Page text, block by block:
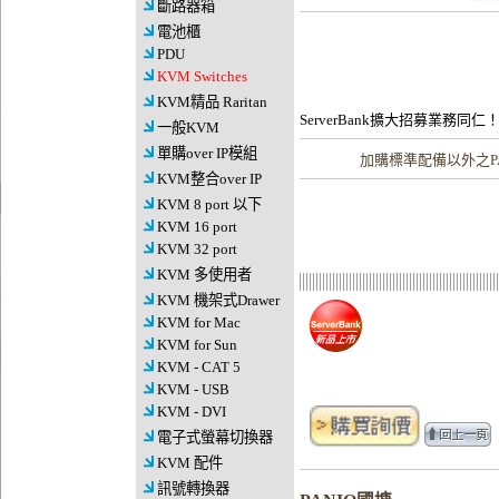
斷路器箱
電池櫃
PDU
KVM Switches
KVM精品 Raritan
一般KVM
單購over IP模組
KVM整合over IP
KVM 8 port 以下
KVM 16 port
KVM 32 port
KVM 多使用者
KVM 機架式Drawer
KVM for Mac
KVM for Sun
KVM - CAT 5
KVM - USB
KVM - DVI
電子式螢幕切換器
KVM 配件
訊號轉換器
ServerBank擴大招募業務同仁！
加購標準配備以外之